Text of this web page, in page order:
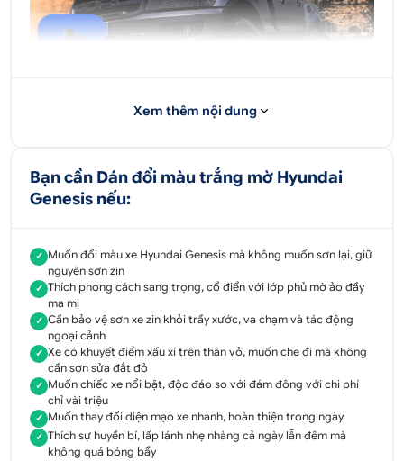
RAPTOR 2019- Ô Tô Hoàng Kim
Dán đổi màu
ô tô
là xu hướng đang gây sốt thị trường xe hơi hiện nay.
Dán đổi màu
chính là bọc lớp decal bên ngoài nước sơn gốc của
xe, vì vậy việc dán decal không những không làm
ảnh hưởng đến lớp sơn gốc của xe mà còn có khả
Xem thêm nội dung
Bạn cần Dán đổi màu trắng mờ Hyundai
Genesis nếu:
✓ Muốn đổi màu xe Hyundai Genesis mà không muốn sơn lại, giữ
nguyên sơn zin
✓ Thích phong cách sang trọng, cổ điển với lớp phủ mờ ảo đầy
ma mị
✓ Cần bảo vệ sơn xe zin khỏi trầy xước, va chạm và tác động
ngoại cảnh
✓ Xe có khuyết điểm xấu xí trên thân vỏ, muốn che đi mà không
cần sơn sửa đắt đỏ
✓ Muốn chiếc xe nổi bật, độc đáo so với đám đông với chi phí
chỉ vài triệu
✓ Muốn thay đổi diện mạo xe nhanh, hoàn thiện trong ngày
✓ Thích sự huyền bí, lấp lánh nhẹ nhàng cả ngày lẫn đêm mà
không quá bóng bẩy